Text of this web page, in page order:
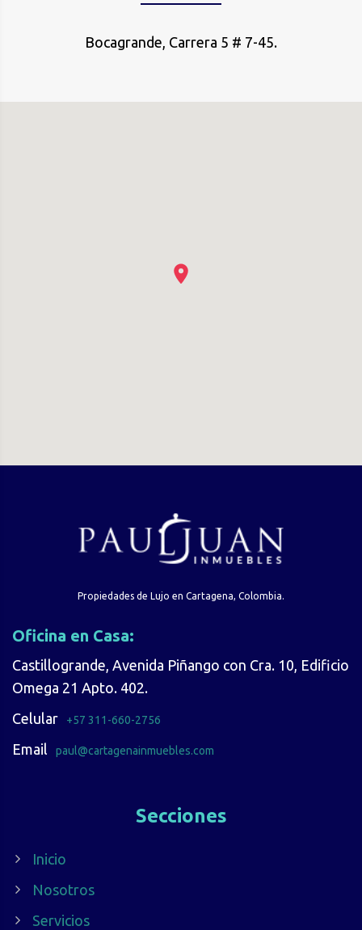
Bocagrande, Carrera 5 # 7-45.
Propiedades de Lujo en Cartagena, Colombia.
Oficina en Casa:
Castillogrande, Avenida Piñango con Cra. 10, Edificio
Omega 21 Apto. 402.
Celular
+57 311-660-2756
Email paul@cartagenainmuebles.com
Secciones
Inicio
Nosotros
Servicios